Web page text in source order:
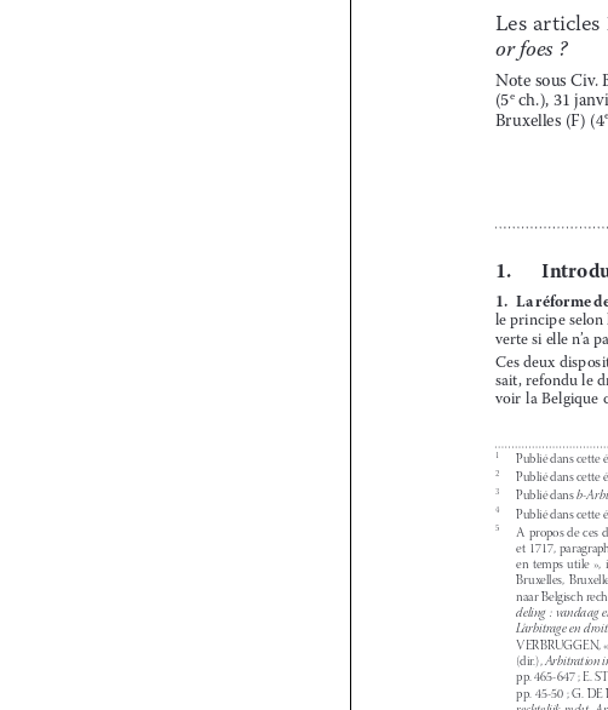


 


 


 



Les
or foes ?
Note sous
1.
1.  La
le principe
verte si
Ces deux
sait,
voir  la
Publié
2 Publié
Publié
4 Publié
5
A  propos
et 1717,
en  temps
Bruxelles,
naar
deling  :
(dir.),
pp. 465-
pp. 45-50
rechtelijk
afl.  109  (1
2023, pp.
6 L. du 24
p.